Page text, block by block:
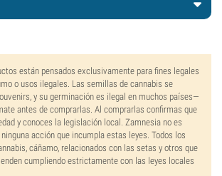
están pensados exclusivamente para fines legales
o usos ilegales. Las semillas de cannabis se
y su germinación es ilegal en muchos países—
antes de comprarlas. Al comprarlas confirmas que
y conoces la legislación local. Zamnesia no es
acción que incumpla estas leyes. Todos los
cáñamo, relacionados con las setas y otros que
cumpliendo estrictamente con las leyes locales